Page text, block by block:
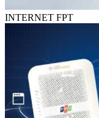
INTERNET FPT